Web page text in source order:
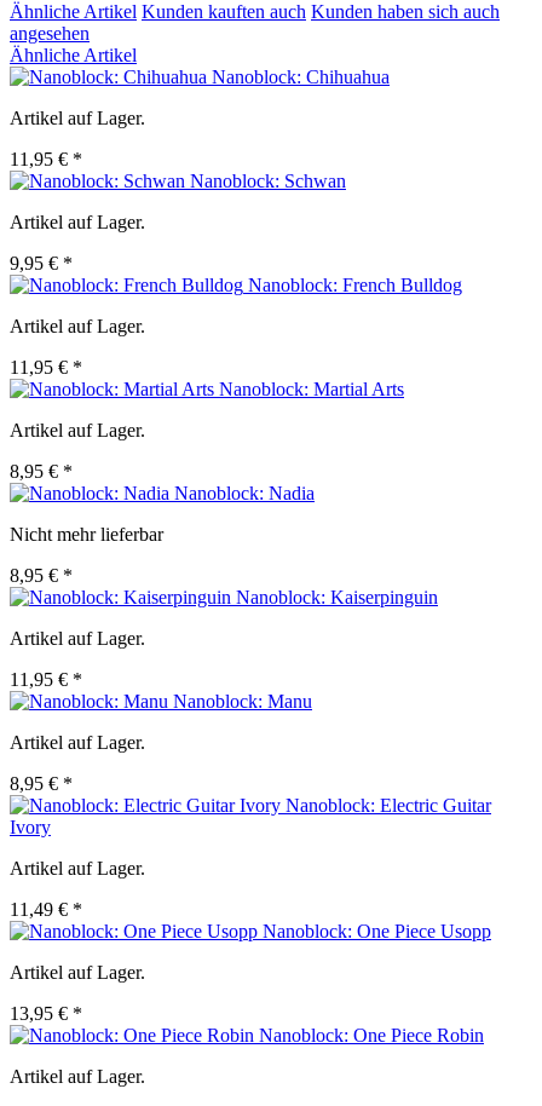
Ähnliche Artikel Kunden kauften auch Kunden haben sich auch
angesehen
Ähnliche Artikel
Nanoblock: Chihuahua
Artikel auf Lager.
11,95 € *
Nanoblock: Schwan
Artikel auf Lager.
9,95 € *
Nanoblock: French Bulldog
Artikel auf Lager.
11,95 € *
Nanoblock: Martial Arts
Artikel auf Lager.
8,95 € *
Nanoblock: Nadia
Nicht mehr lieferbar
8,95 € *
Nanoblock: Kaiserpinguin
Artikel auf Lager.
11,95 € *
Nanoblock: Manu
Artikel auf Lager.
8,95 € *
Nanoblock: Electric Guitar
Ivory
Artikel auf Lager.
11,49 € *
Nanoblock: One Piece Usopp
Artikel auf Lager.
13,95 € *
Nanoblock: One Piece Robin
Artikel auf Lager.